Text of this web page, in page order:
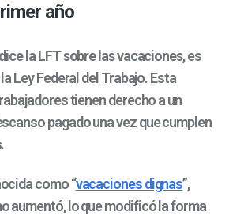
año
la LFT sobre las vacaciones, es
Ley Federal del Trabajo. Esta
tienen derecho a un
pagado una vez que cumplen
como “vacaciones dignas”,
aumentó, lo que modificó la forma